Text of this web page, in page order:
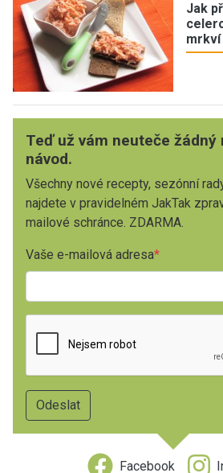
Jak
mrkví
Teď už vám neuteče žádný
návod.
Všechny nové recepty, sezónní
najdete v pravidelném JakTak
mailové schránce. ZDARMA.
Vaše e-mailová adresa
Facebook